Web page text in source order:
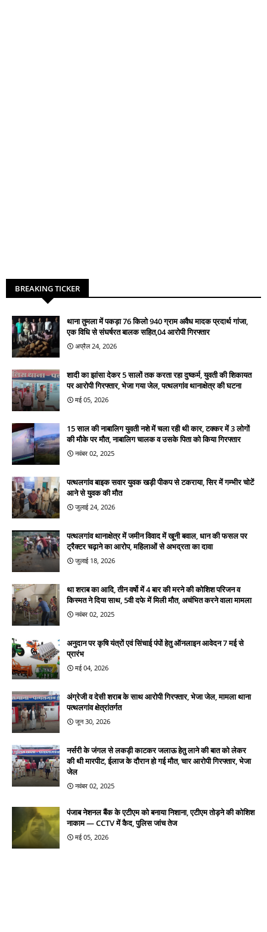
BREAKING TICKER
थाना तुमला में पकड़ा 76 किलो 940 ग्राम अवैध मादक प्रदार्थ गांजा,
एक विधि से संघर्षरत बालक सहित,04 आरोपी गिरफ्तार
अप्रैल 24, 2026
शादी का झांसा देकर 5 सालों तक करता रहा दुष्कर्म, युवती की शिकायत
पर आरोपी गिरफ्तार, भेजा गया जेल, पत्थलगांव थानाक्षेत्र की घटना
मई 05, 2026
15 साल की नाबालिग युवती नशे में चला रही थी कार, टक्कर में 3 लोगों
की मौके पर मौत, नाबालिग चालक व उसके पिता को किया गिरफ्तार
नवंबर 02, 2025
पत्थलगांव बाइक सवार युवक खड़ी पीकप से टकराया, सिर में गम्भीर चोटें
आने से युवक की मौत
जुलाई 24, 2026
पत्थलगांव थानाक्षेत्र में जमीन विवाद में खूनी बवाल, धान की फसल पर
ट्रैक्टर चढ़ाने का आरोप, महिलाओं से अभद्रता का दावा
जुलाई 18, 2026
था शराब का आदि, तीन वर्षो में 4 बार की मरने की कोशिश परिजन व
किस्मत ने दिया साथ, 5वी दफे में मिली मौत, अचंभित करने वाला मामला
नवंबर 02, 2025
अनुदान पर कृषि यंत्रों एवं सिंचाई पंपों हेतु ऑनलाइन आवेदन 7 मई से
प्रारंभ
मई 04, 2026
अंग्रेजी व देसी शराब के साथ आरोपी गिरफ्तार, भेजा जेल, मामला थाना
पत्थलगांव क्षेत्रांतर्गत
जून 30, 2026
नर्सरी के जंगल से लकड़ी काटकर जलाऊ हेतु लाने की बात को लेकर
की थी मारपीट, ईलाज के दौरान हो गई मौत, चार आरोपी गिरफ्तार, भेजा
जेल
नवंबर 02, 2025
पंजाब नेशनल बैंक के एटीएम को बनाया निशाना, एटीएम तोड़ने की कोशिश
नाकाम — CCTV में कैद, पुलिस जांच तेज
मई 05, 2026